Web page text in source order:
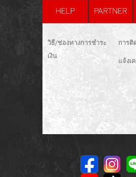
HELP PARTNER
วิธี/ช่องทางการชำระ
เงิน
การ
แจ้งเ